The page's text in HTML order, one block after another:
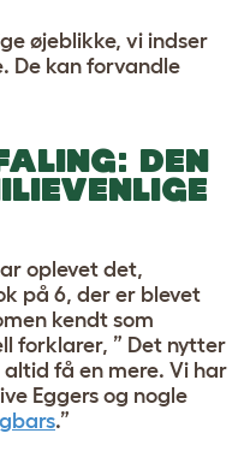
øjeblikke, vi indser
De kan forvandle
DEN
oplevet det,
på 6, der er blevet
kendt som
forklarer, ” Det nytter
få en mere. Vi har
Eggers og nogle
.”